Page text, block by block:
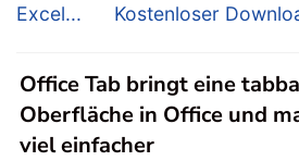
Excel...
Kostenloser
Office Tab bringt eine
Oberfläche in Office und
viel einfacher